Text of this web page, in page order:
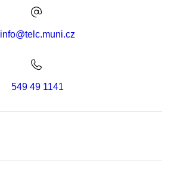
info@telc.muni.cz
549 49 1141